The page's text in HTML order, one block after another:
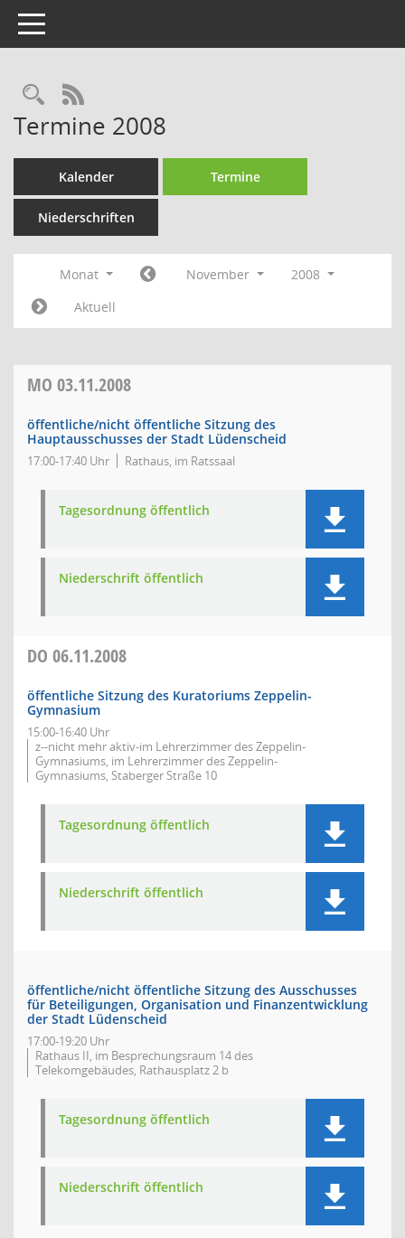
Toggle navigation
Rechercheauswahl
RSS-Feed
Termine 2008
Kalender Termine
Niederschriften
Monat November
2008
Aktuell
MO 03.11.2008
öffentliche/nicht öffentliche Sitzung des
Hauptausschusses der Stadt Lüdenscheid
17:00-17:40 Uhr Rathaus, im Ratssaal
Tagesordnung öffentlich
Niederschrift öffentlich
DO 06.11.2008
öffentliche Sitzung des Kuratoriums Zeppelin-
Gymnasium
15:00-16:40 Uhr
z--nicht mehr aktiv-im Lehrerzimmer des Zeppelin-
Gymnasiums, im Lehrerzimmer des Zeppelin-
Gymnasiums, Staberger Straße 10
Tagesordnung öffentlich
Niederschrift öffentlich
öffentliche/nicht öffentliche Sitzung des Ausschusses
für Beteiligungen, Organisation und Finanzentwicklung
der Stadt Lüdenscheid
17:00-19:20 Uhr
Rathaus II, im Besprechungsraum 14 des
Telekomgebäudes, Rathausplatz 2 b
Tagesordnung öffentlich
Niederschrift öffentlich